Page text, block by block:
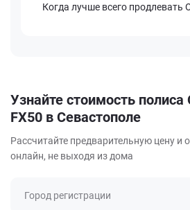
Когда лучше всего продлевать
Узнайте стоимость
FX50 в Севастополе
Рассчитайте предварительную цену и
онлайн, не выходя из дома
Город регистрации